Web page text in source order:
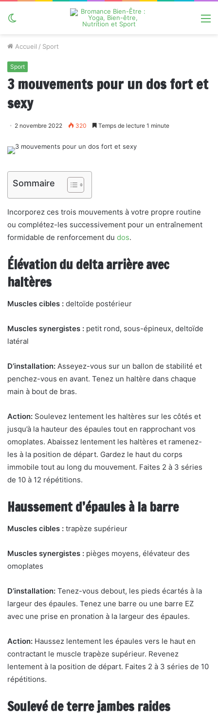
Accueil / Sport
Sport
3 mouvements pour un dos fort et
sexy
2 novembre 2022 320 Temps de lecture 1 minute
Sommaire
Incorporez ces trois mouvements à votre propre routine
ou complétez-les successivement pour un entraînement
formidable de renforcement du dos.
Élévation du delta arrière avec
haltères
Muscles cibles : deltoïde postérieur
Muscles synergistes : petit rond, sous-épineux, deltoïde
latéral
D’installation: Asseyez-vous sur un ballon de stabilité et
penchez-vous en avant. Tenez un haltère dans chaque
main à bout de bras.
Action: Soulevez lentement les haltères sur les côtés et
jusqu’à la hauteur des épaules tout en rapprochant vos
omoplates. Abaissez lentement les haltères et ramenez-
les à la position de départ. Gardez le haut du corps
immobile tout au long du mouvement. Faites 2 à 3 séries
de 10 à 12 répétitions.
Haussement d’épaules à la barre
Muscles cibles : trapèze supérieur
Muscles synergistes : pièges moyens, élévateur des
omoplates
D’installation: Tenez-vous debout, les pieds écartés à la
largeur des épaules. Tenez une barre ou une barre EZ
avec une prise en pronation à la largeur des épaules.
Action: Haussez lentement les épaules vers le haut en
contractant le muscle trapèze supérieur. Revenez
lentement à la position de départ. Faites 2 à 3 séries de 10
répétitions.
Soulevé de terre jambes raides